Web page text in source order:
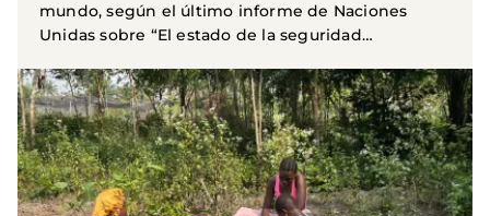
mundo, según el último informe de Naciones
Unidas sobre “El estado de la seguridad